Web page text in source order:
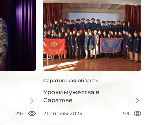
297
Саратовская область
Уроки мужества в
Саратове
21 апреля 2023 319